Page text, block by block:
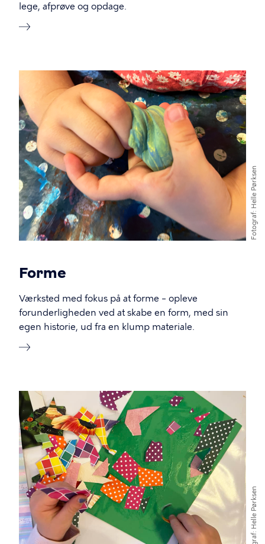
lege, afprøve og opdage.
Fotograf
Helle Pørksen
Forme
Værksted med fokus på at forme – opleve
forunderligheden ved at skabe en form, med sin
egen historie, ud fra en klump materiale.
Billede
Helle Pørksen